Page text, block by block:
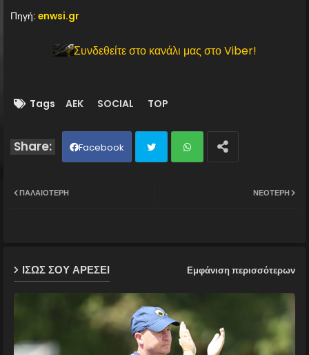
Πηγή: enwsi.gr
Συνδεθείτε στο κανάλι μας στο Viber!
Tags AEK SOCIAL TOP
Facebook
p
ΝΕΌΤΕΡΗ
ΠΑΛΑΙΌΤΕΡΗ
ΙΣΩΣ ΣΟΥ ΑΡΕΣΕΙ Εμφάνιση περισσότερων